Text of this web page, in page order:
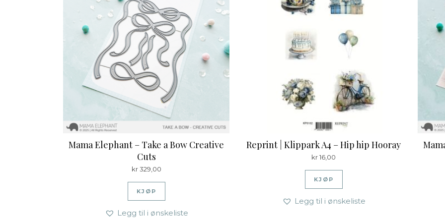
Mama Elephant – Take a Bow Creative
Cuts
kr329,00
KJØP
Legg til i ønskeliste
Reprint | Klippark A4 – Hip hip Hooray
kr16,00
KJØP
Legg til i ønskeliste